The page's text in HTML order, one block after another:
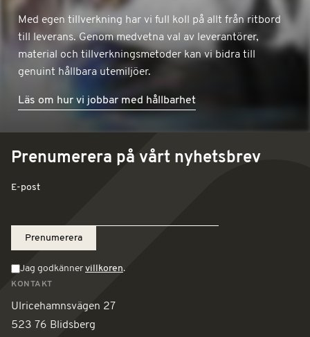
Med egen tillverkning har vi full koll på allt från ritbord
till leverans. Genom medvetna val av leverantörer,
material och tillverkningsmetoder kan vi bidra till
genuint hållbara utemiljöer.
Läs om hur vi jobbar med hållbarhet
KONTAKT
Ulricehamnsvägen 27
523 76 Blidsberg
Prenumerera på vårt nyhetsbrev
E-post
Jag godkänner villkoren.